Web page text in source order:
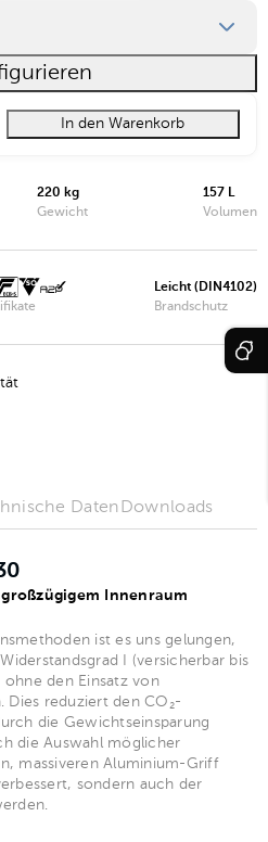
In den Warenkorb
220 kg
Gewicht
157 L
Volumen
Leicht (DIN4102)
Brandschutz
Daten Downloads
Innenraum
ist es uns gelungen,
I (versicherbar bis
den Einsatz von
Dies reduziert den CO₂-
die Gewichtseinsparung
die Auswahl möglicher
massiveren Aluminium-Griff
sondern auch der